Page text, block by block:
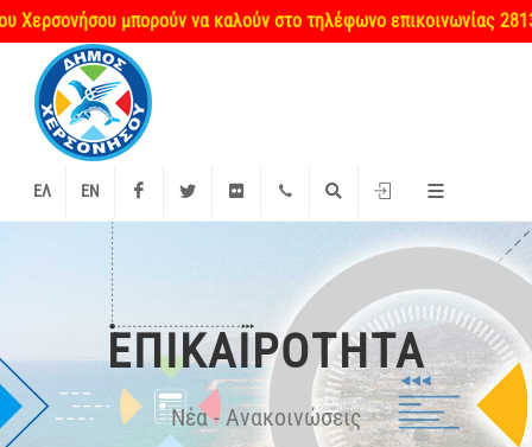
μπορούν να καλούν στο τηλέφωνο επικοινωνίας
ΕΛ EN FacebookTwitter Flickr +2897 340000Αναζήτηση
Είσοδος
ΕΠΙΚΑΙΡΌΤΗΤΑ
Νέα - Ανακοινώσεις